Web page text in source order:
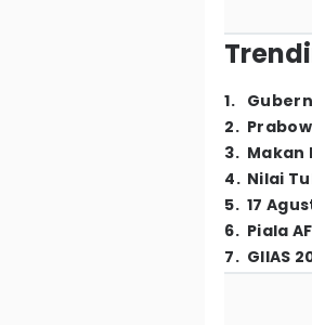
1.
2.
3. Makan
4. Nilai
5. 17
6. Piala
7. GIIAS